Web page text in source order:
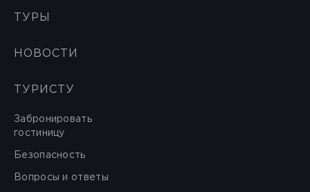
ТУРЫ
НОВОСТИ
ТУРИСТУ
Забронировать
гостиницу
Безопасность
Вопросы и ответы